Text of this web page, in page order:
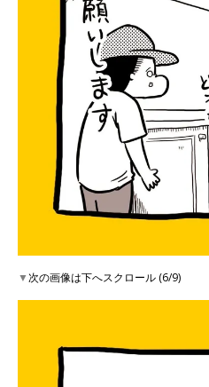
▼次の画像は下へスクロール (6/9)